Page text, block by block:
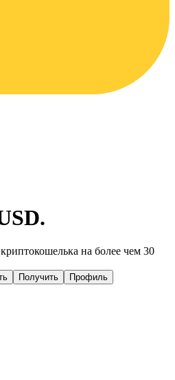
.
на более чем 30
Получить Профиль